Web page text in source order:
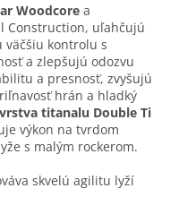
Woodcore a
Construction, uľahčujú
väčšiu kontrolu s
a zlepšujú odozvu
a presnosť, zvyšujú
hrán a hladký
vrstva titanalu Double Ti
výkon na tvrdom
s malým rockerom.
skvelú agilitu lyží